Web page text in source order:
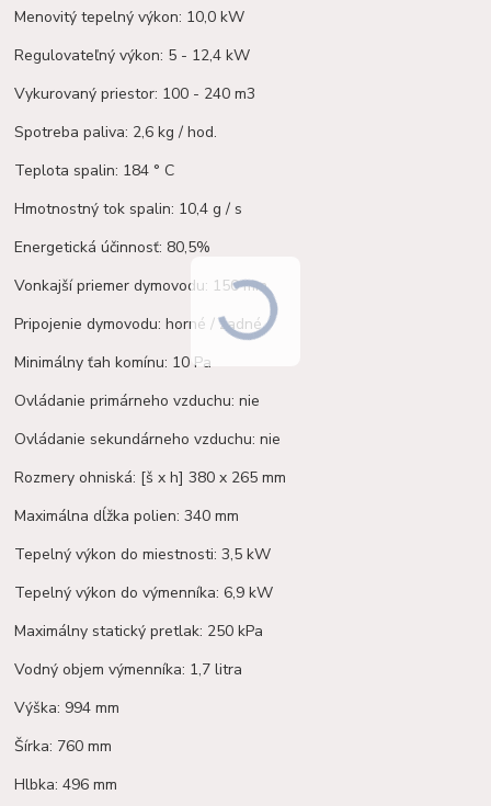
Menovitý tepelný výkon: 10,0 kW
Regulovateľný výkon: 5 - 12,4 kW
Vykurovaný priestor: 100 - 240 m3
Spotreba paliva: 2,6 kg / hod.
Teplota spalin: 184 ° C
Hmotnostný tok spalin: 10,4 g / s
Energetická účinnosť: 80,5%
Vonkajší priemer dymovodu: 150 mm
Pripojenie dymovodu: horné / zadné
Minimálny ťah komínu: 10 Pa
Ovládanie primárneho vzduchu: nie
Ovládanie sekundárneho vzduchu: nie
Rozmery ohniská: [š x h] 380 x 265 mm
Maximálna dĺžka polien: 340 mm
Tepelný výkon do miestnosti: 3,5 kW
Tepelný výkon do výmenníka: 6,9 kW
Maximálny statický pretlak: 250 kPa
Vodný objem výmenníka: 1,7 litra
Výška: 994 mm
Šírka: 760 mm
Hlbka: 496 mm